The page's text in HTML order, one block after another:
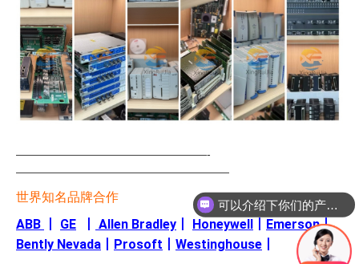
—————————————————-
———————————————————
世界知名品牌合作
ABB GE Allen Bradley Honeywell Emerson丨
Bently Nevada
Prosoft Westinghouse
可以介绍下你们的产品么
你们是怎么收费的呢